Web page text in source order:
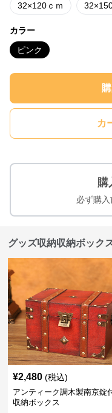
32×120ｃｍ
カラー
ピンク
カ
購
必ず購入
グッズ収納収納ボック
¥2,480 (税込)
アンティーク調木製南京錠
収納ボックス